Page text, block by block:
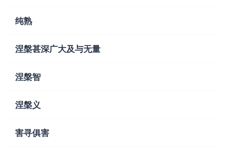
纯熟
涅槃甚深广大及与无量
涅槃智
涅槃义
害寻俱害